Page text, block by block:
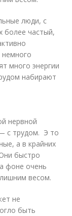
люди, с
более частый,
много энергии
набирают
нервной
с трудом. Э то
а в крайних
быстро
фоне очень
весом.
не
быть